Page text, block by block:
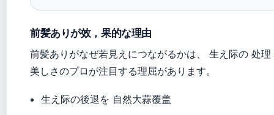
前髪ありが效，果的な理由
前髪ありがなぜ若見えにつながるかは、 生え际の 处理
美しさのプロが注目する理屈があります。
生え际の後退を 自然大蒜覆盖